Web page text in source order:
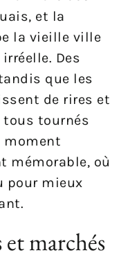
et la
la vieille ville
Des
que les
de rires et
tous tournés
moment
mémorable, où
pour mieux
marchés